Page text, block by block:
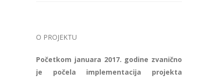
O PROJEKTU
Početkom januara 2017. godine zvanično
je počela implementacija projekta